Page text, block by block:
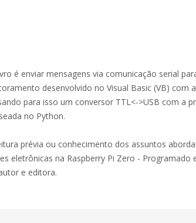
é enviar mensagens via comunicação serial
desenvolvido no Visual Basic (VB) com
para isso um conversor TTL<->USB com a
no Python.
prévia ou conhecimento dos assuntos
eletrônicas na Raspberry Pi Zero - Programado
e editora.